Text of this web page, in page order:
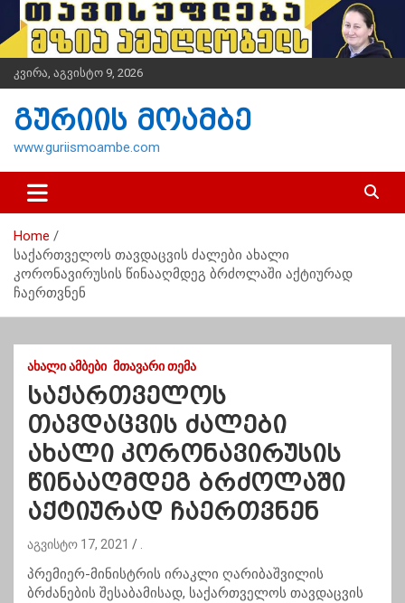
i
t
n
კვირა, აგვისტო 9, 2026
გურიის მოამბე
www.guriismoambe.com
Home
საქართველოს თავდაცვის ძალები ახალი
კორონავირუსის წინააღმდეგ ბრძოლაში აქტიურად
ჩაერთვნენ
ᲐᲮᲐᲚᲘ ᲐᲛᲑᲔᲑᲘ ᲛᲗᲐᲕᲐᲠᲘ ᲗᲔᲛᲐ
საქართველოს
თავდაცვის ძალები
ახალი კორონავირუსის
წინააღმდეგ ბრძოლაში
აქტიურად ჩაერთვნენ
აგვისტო 17, 2021
პრემიერ-მინისტრის ირაკლი ღარიბაშვილის
ბრძანების შესაბამისად, საქართველოს თავდაცვის